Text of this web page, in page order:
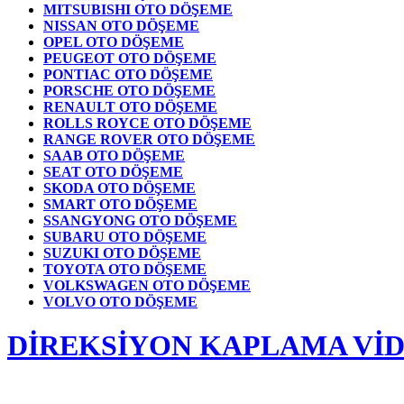
MITSUBISHI OTO DÖŞEME
NISSAN OTO DÖŞEME
OPEL OTO DÖŞEME
PEUGEOT OTO DÖŞEME
PONTIAC OTO DÖŞEME
PORSCHE OTO DÖŞEME
RENAULT OTO DÖŞEME
ROLLS ROYCE OTO DÖŞEME
RANGE ROVER OTO DÖŞEME
SAAB OTO DÖŞEME
SEAT OTO DÖŞEME
SKODA OTO DÖŞEME
SMART OTO DÖŞEME
SSANGYONG OTO DÖŞEME
SUBARU OTO DÖŞEME
SUZUKI OTO DÖŞEME
TOYOTA OTO DÖŞEME
VOLKSWAGEN OTO DÖŞEME
VOLVO OTO DÖŞEME
DİREKSİYON KAPLAMA